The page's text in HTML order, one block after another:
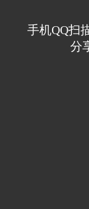
手机QQ扫
分